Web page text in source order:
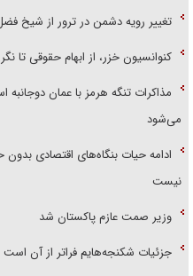
تغییر رویه دشمن در ترور از شیخ
کنوانسیون خزر، از ابهام حقوقی تا
مذاکرات تنگه هرمز با عمان
می‌شود
ادامه حیات بنگاه‌های اقتصادی
نیست
وزیر صمت عازم پاکستان شد
جزئیات شکنجه‌هایم فراتر از آن است